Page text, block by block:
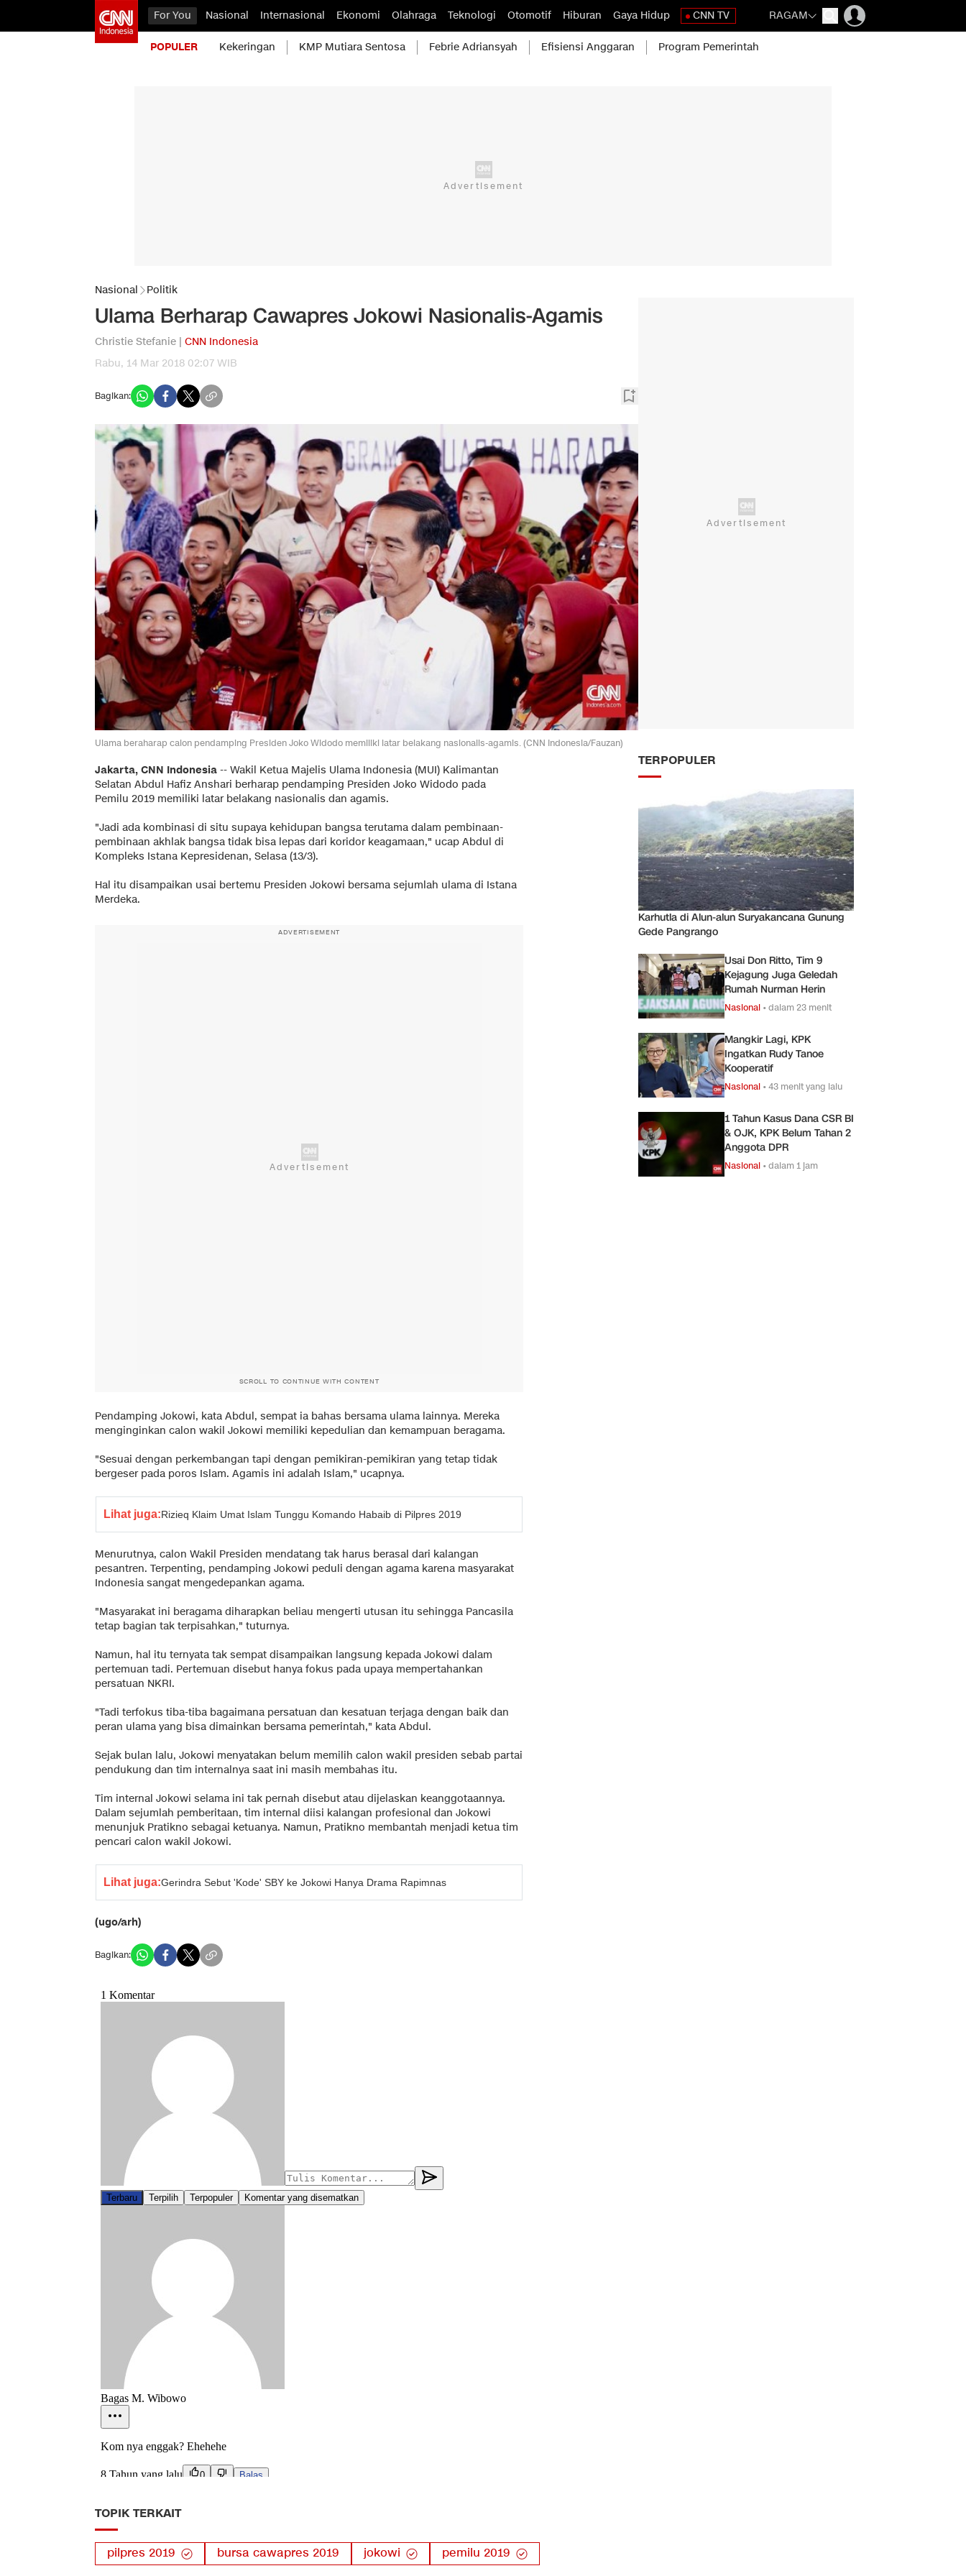
For You Nasional Internasional Ekonomi Olahraga Teknologi Otomotif Hiburan Gaya Hidup CNN TV RAGAM
POPULER Kekeringan KMP Mutiara Sentosa Febrie Adriansyah Efisiensi Anggaran Program Pemerintah
Nasional Politik
Ulama Berharap Cawapres Jokowi Nasionalis-Agamis
Christie Stefanie | CNN Indonesia
Rabu, 14 Mar 2018 02:07 WIB
Bagikan:
Ulama beraharap calon pendamping Presiden Joko Widodo memiliki latar belakang nasionalis-agamis. (CNN Indonesia/Fauzan)
Jakarta, CNN Indonesia -- Wakil Ketua Majelis Ulama Indonesia (MUI) Kalimantan
Selatan Abdul Hafiz Anshari berharap pendamping Presiden Joko Widodo pada
Pemilu 2019 memiliki latar belakang nasionalis dan agamis.
"Jadi ada kombinasi di situ supaya kehidupan bangsa terutama dalam pembinaan-
pembinaan akhlak bangsa tidak bisa lepas dari koridor keagamaan," ucap Abdul di
Kompleks Istana Kepresidenan, Selasa (13/3).
Hal itu disampaikan usai bertemu Presiden Jokowi bersama sejumlah ulama di Istana
Merdeka.
ADVERTISEMENT
SCROLL TO CONTINUE WITH CONTENT
Pendamping Jokowi, kata Abdul, sempat ia bahas bersama ulama lainnya. Mereka
menginginkan calon wakil Jokowi memiliki kepedulian dan kemampuan beragama.
"Sesuai dengan perkembangan tapi dengan pemikiran-pemikiran yang tetap tidak
bergeser pada poros Islam. Agamis ini adalah Islam," ucapnya.
Lihat juga:Rizieq Klaim Umat Islam Tunggu Komando Habaib di Pilpres 2019
Menurutnya, calon Wakil Presiden mendatang tak harus berasal dari kalangan
pesantren. Terpenting, pendamping Jokowi peduli dengan agama karena masyarakat
Indonesia sangat mengedepankan agama.
"Masyarakat ini beragama diharapkan beliau mengerti utusan itu sehingga Pancasila
tetap bagian tak terpisahkan," tuturnya.
Namun, hal itu ternyata tak sempat disampaikan langsung kepada Jokowi dalam
pertemuan tadi. Pertemuan disebut hanya fokus pada upaya mempertahankan
persatuan NKRI.
"Tadi terfokus tiba-tiba bagaimana persatuan dan kesatuan terjaga dengan baik dan
peran ulama yang bisa dimainkan bersama pemerintah," kata Abdul.
Sejak bulan lalu, Jokowi menyatakan belum memilih calon wakil presiden sebab partai
pendukung dan tim internalnya saat ini masih membahas itu.
Tim internal Jokowi selama ini tak pernah disebut atau dijelaskan keanggotaannya.
Dalam sejumlah pemberitaan, tim internal diisi kalangan profesional dan Jokowi
menunjuk Pratikno sebagai ketuanya. Namun, Pratikno membantah menjadi ketua tim
pencari calon wakil Jokowi.
Lihat juga:Gerindra Sebut 'Kode' SBY ke Jokowi Hanya Drama Rapimnas
(ugo/arh)
Bagikan:
TOPIK TERKAIT
pilpres 2019 bursa cawapres 2019 jokowi pemilu 2019
TERPOPULER
Karhutla di Alun-alun Suryakancana Gunung
Gede Pangrango
Usai Don Ritto, Tim 9
Kejagung Juga Geledah
Rumah Nurman Herin
Nasional •dalam 23 menit
Mangkir Lagi, KPK
Ingatkan Rudy Tanoe
Kooperatif
Nasional •43 menit yang lalu
1 Tahun Kasus Dana CSR BI
& OJK, KPK Belum Tahan 2
Anggota DPR
Nasional •dalam 1 jam